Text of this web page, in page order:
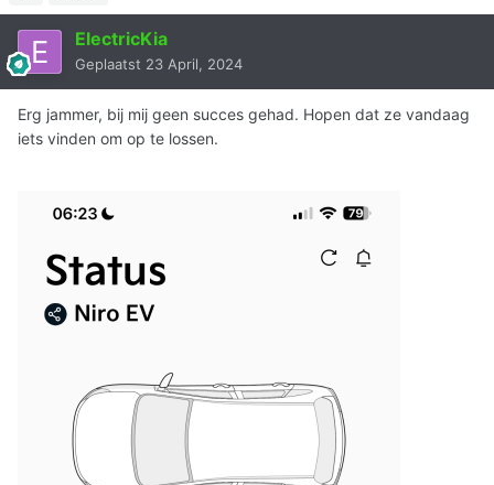
ElectricKia
Geplaatst 23 April, 2024
Erg jammer, bij mij geen succes gehad. Hopen dat ze vandaag
iets vinden om op te lossen.